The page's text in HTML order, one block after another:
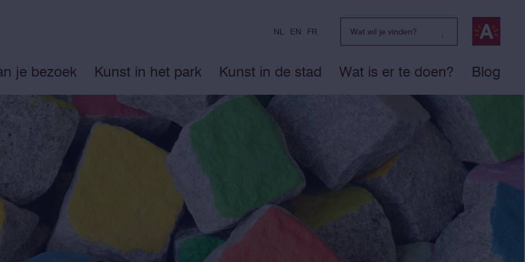
NL EN FR
je bezoek Kunst in het park Kunst in de stad Wat is er te doen? Blog